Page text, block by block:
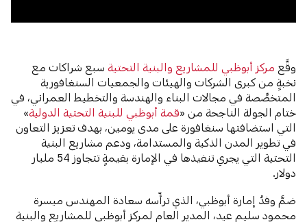
وقَّع مركز أبوظبي للمشاريع والبنية التحتيةسبع شراكات مع
نخبةٍ من كبرى الشركات والهيئات والجمعيات السنغافورية
المتخصِّصة في مجالات البناء والهندسة والتخطيط العمراني، في
ختام الجولة الناجحة من «قمة أبوظبي للبنية التحتية الدولية»
التي استضافتها سنغافورة على مدى يومين، بهدف تعزيز التعاون
في تطوير المدن الذكية والمستدامة، ودعم مشاريع البنية
التحتية التي يجري تنفيذها في الإمارة بقيمةٍ تتجاوز 54 مليار
دولار.
ضمَّ وفدُ إمارة أبوظبي، الذي ترأّسه سعادة المهندس ميسرة
محمود سليم عيد، المدير العام لمركز أبوظبي للمشاريع والبنية